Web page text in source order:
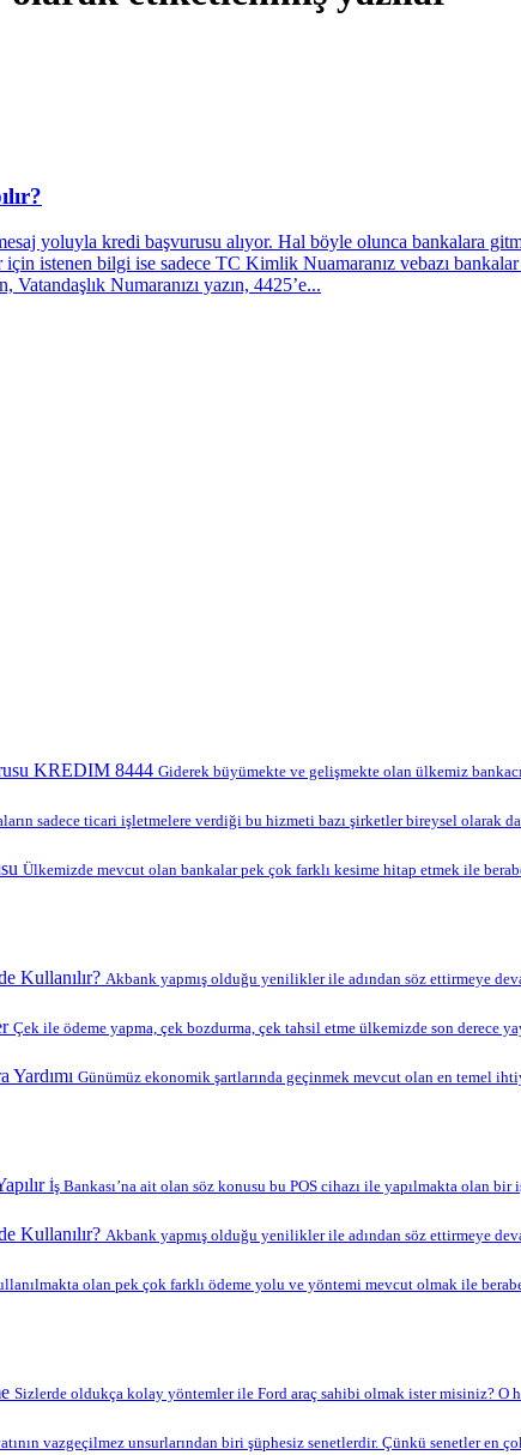
yoluyla kredi başvurusu alıyor. Hal böyle olunca bankalara
istenen bilgi ise sadece TC Kimlik Nuamaranız vebazı
Vatandaşlık Numaranızı yazın, 4425’e...
KREDIM 8444 Giderek büyümekte ve gelişmekte olan ülkemiz
sadece ticari işletmelere verdiği bu hizmeti bazı şirketler bireysel olarak
Ülkemizde mevcut olan bankalar pek çok farklı kesime hitap etmek ile
Kullanılır? Akbank yapmış olduğu yenilikler ile adından söz ettirmeye
Çek ile ödeme yapma, çek bozdurma, çek tahsil etme ülkemizde son derece
Yardımı Günümüz ekonomik şartlarında geçinmek mevcut olan en temel
İş Bankası’na ait olan söz konusu bu POS cihazı ile yapılmakta olan bir
Kullanılır? Akbank yapmış olduğu yenilikler ile adından söz ettirmeye
olan pek çok farklı ödeme yolu ve yöntemi mevcut olmak ile
Sizlerde oldukça kolay yöntemler ile Ford araç sahibi olmak ister misiniz? O
vazgeçilmez unsurlarından biri şüphesiz senetlerdir. Çünkü senetler en